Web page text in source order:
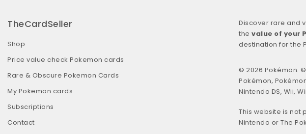
TheCardSeller
Shop
Price value check Pokemon cards
Rare & Obscure Pokemon Cards
My Pokemon cards
Subscriptions
Contact
Discover rare and
the value of your
destination for the
© 2026 Pokémon. ©
Pokémon,
Nintendo DS, Wii,
This website is not
Nintendo or The